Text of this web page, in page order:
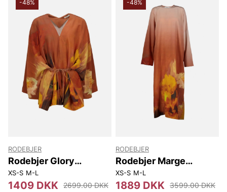
-48%
RODEBJER
Rodebjer Glory
Meadow
XS-S M-L
1409 DKK 2699.00 DKK
-48%
RODEBJER
Rodebjer Marge
Meadow
XS-S M-L
1889 DKK 3599.00 DKK